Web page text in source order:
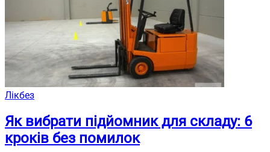
Лікбез
Як вибрати підйомник для складу: 6
кроків без помилок